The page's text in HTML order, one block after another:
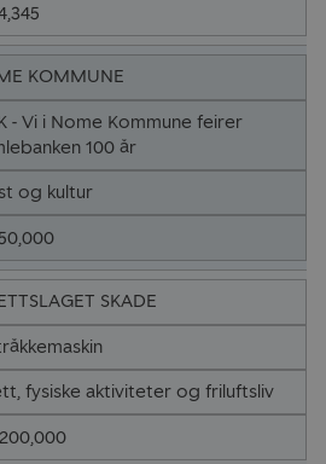
KOMMUNE
- Vi i Nome Kommune feirer
100 år
og kultur
SKADE
fysiske aktiviteter og friluftsliv